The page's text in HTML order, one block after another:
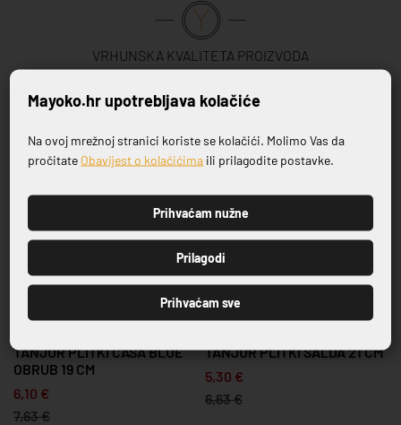
VRHUNSKA KVALITETA PROIZVODA
Povezani proizvodi
SERIJA CASA BLUE
TANJUR PLITKI CASA BLUE
OBRUB 19 CM
6,10 €
7,63 €
TANJUR PLITKI SALDA 21 CM
5,30 €
6,63 €
Prijavite se na naš newsletter
PRIJAVI SE
Mayoko.hr upotrebljava kolačiće
Na ovoj mrežnoj stranici koriste se kolačići. Molimo Vas da
pročitate Obavijest o kolačićima ili prilagodite postavke.
Prihvaćam nužne
Prilagodi
Prihvaćam sve